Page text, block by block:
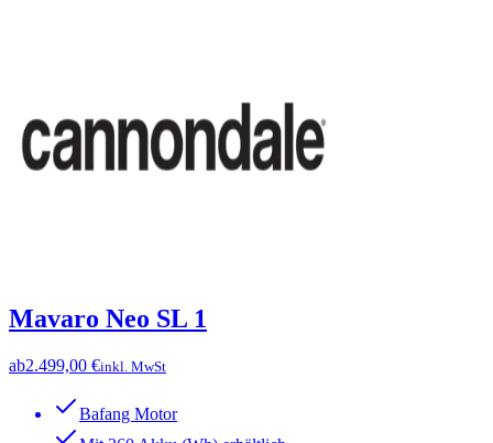
Mavaro Neo SL 1
ab2.499,00 €inkl. MwSt
Bafang Motor